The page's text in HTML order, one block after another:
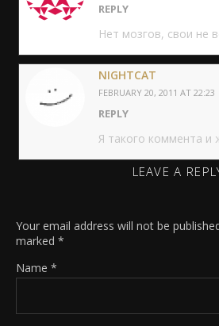
REPLY
Нет мозгов, свои не
NIGHTCAT
FEBRUARY 20, 2011 AT 22:23
REPLY
Я такого коммента и
LEAVE A
Your email address will not be
marked *
Name *